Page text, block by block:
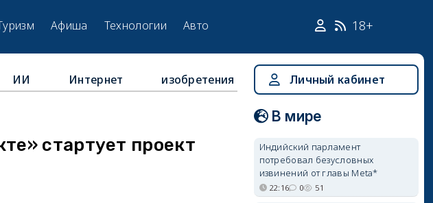
Афиша Технологии Авто 18+
ИИ Интернет изобретения
стартует проект
Личный кабинет
В мире
Индийский парламент
потребовал безусловных
извинений от главы Meta*
22:16 0 51